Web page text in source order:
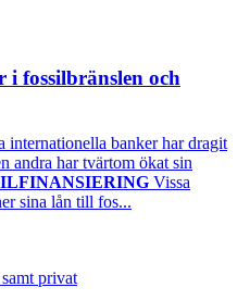
i fossilbränslen och
internationella banker har dragit
andra har tvärtom ökat sin
Vissa
sina lån till fos...
privat